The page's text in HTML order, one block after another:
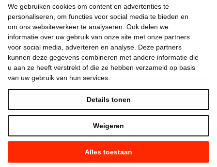
We gebruiken cookies om content en advertenties te
personaliseren, om functies voor social media te bieden en
om ons websiteverkeer te analyseren. Ook delen we
informatie over uw gebruik van onze site met onze partners
voor social media, adverteren en analyse. Deze partners
kunnen deze gegevens combineren met andere informatie die
u aan ze heeft verstrekt of die ze hebben verzameld op basis
van uw gebruik van hun services.
Alles toestaan
Weigeren
Details tonen
Snel
Over de beweging
Algemeen
Laatste nieuws
—Gemaakt met NationBuilder